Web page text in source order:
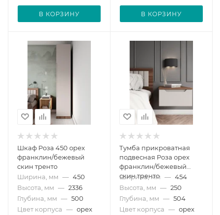
В КОРЗИНУ В КОРЗИНУ
Шкаф Роза 450 орех
франклин/бежевый
скин тренто
Ширина, мм — 450
Высота, мм — 2336
Глубина, мм — 500
Цвет корпуса — орех
Тумба прикроватная
подвесная Роза орех
франклин/бежевый
скин тренто
Ширина, мм — 454
Высота, мм — 250
Глубина, мм — 504
Цвет корпуса — орех